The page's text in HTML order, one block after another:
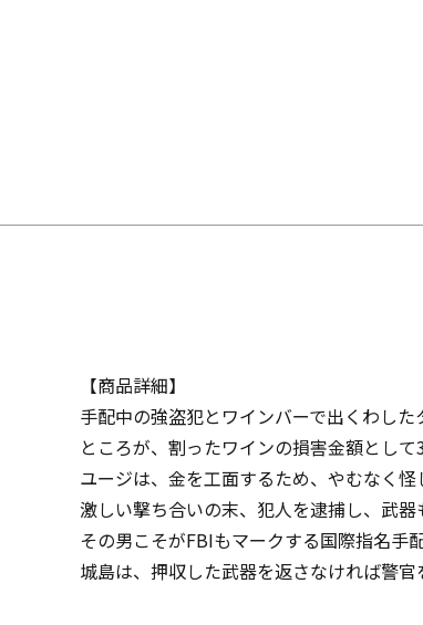
【商品詳細】
手配中の強盗犯とワインバーで出くわし
ところが、割ったワインの損害金額とし
ユージは、金を工面するため、やむなく
激しい撃ち合いの末、犯人を逮捕し、武
その男こそがFBIもマークする国際指名手
城島は、押収した武器を返さなければ警